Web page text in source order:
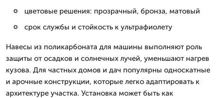
цветовые решения: прозрачный, бронза, матовый
срок службы и стойкость к ультрафиолету
Навесы из поликарбоната для машины выполняют роль
защиты от осадков и солнечных лучей, уменьшают нагрев
кузова. Для частных домов и дач популярны односкатные
и арочные конструкции, которые легко адаптировать к
архитектуре участка. Установка может быть как